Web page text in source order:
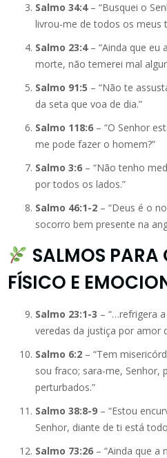
Salmo 34:4– “Busquei o
livrou-me de todos os meus
Salmo 23:4– “Ainda que eu
morte, não temerei mal
Salmo 91:5 – “Não te
da seta que voa de dia.”
Salmo 118:6 – “O Senhor
me pode fazer o homem?”
Salmo 3:6 – “Não tenho
por todos os lados.”
Salmo 46:1-2 – “Deus é o
socorro bem presente na
SALMOS
FÍSICO E
Salmo 23:1-3 – “…refrigera
veredas da justiça por amor
Salmo 6:2 – “Tem
sou fraco; sara-me, Senhor,
perturbados.”
Salmo 38:8-9 – “Estou
Senhor, diante de ti está
Salmo 73:26 – “Ainda que a